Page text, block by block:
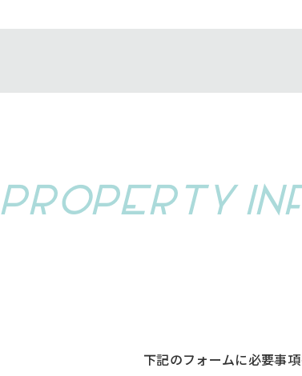
PROPERTY INF
下記のフォームに必要事